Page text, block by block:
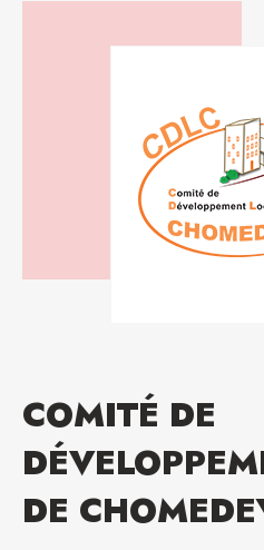
COMITÉ DE
DE